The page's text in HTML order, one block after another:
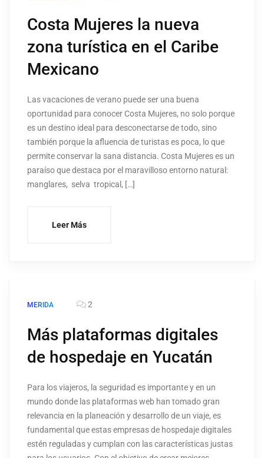
Costa Mujeres la nueva
zona turística en el Caribe
Mexicano
Las vacaciones de verano puede ser una buena
oportunidad para conocer Costa Mujeres, no solo porque
es un destino ideal para desconectarse de todo, sino
también porque la afluencia de turistas es poca, lo que
permite conservar la sana distancia. Costa Mujeres es un
paraíso que destaca por el maravilloso entorno natural:
manglares, selva tropical, […]
Leer Más
MERIDA 2
Más plataformas digitales
de hospedaje en Yucatán
Para los viajeros, la seguridad es importante y en un
mundo donde las plataformas web han tomado gran
relevancia en la planeación y desarrollo de un viaje, es
fundamental que estas empresas de hospedaje digitales
estén reguladas y cumplan con las características justas